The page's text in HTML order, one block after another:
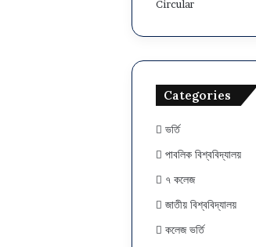
Categories
ভর্তি
পাবলিক বিশ্ববিদ্যালয়
৭ কলেজ
জাতীয় বিশ্ববিদ্যালয়
কলেজ ভর্তি